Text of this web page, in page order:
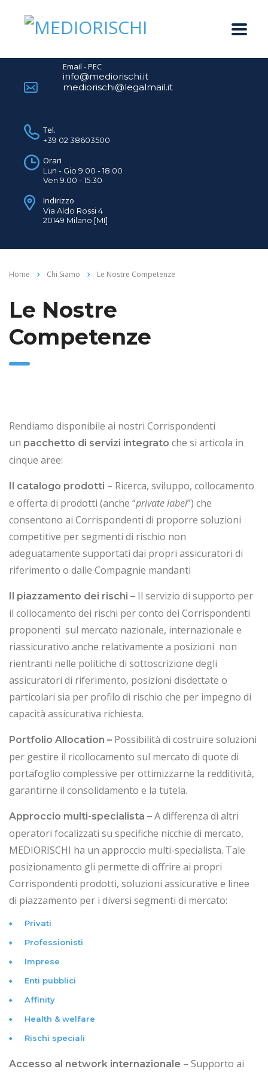
Email - PEC
info@mediorischi.it
mediorischi@legalmail.it
Tel.
+39 02 38603500
Orari
Lun - Gio 9.00 - 18.00
Ven 9.00 - 15.30
Indirizzo
Via Aldo Rossi 4
20149 Milano [MI]
Home Chi Siamo Le Nostre Competenze
Le Nostre
Competenze
Rendiamo disponibile ai nostri Corrispondenti
un pacchetto di servizi integrato che si articola in
cinque aree:
Il catalogo prodotti – Ricerca, sviluppo, collocamento
e offerta di prodotti (anche “private label”) che
consentono ai Corrispondenti di proporre soluzioni
competitive per segmenti di rischio non
adeguatamente supportati dai propri assicuratori di
riferimento o dalle Compagnie mandanti
Il piazzamento dei rischi – Il servizio di supporto per
il collocamento dei rischi per conto dei Corrispondenti
proponenti sul mercato nazionale, internazionale e
riassicurativo anche relativamente a posizioni non
rientranti nelle politiche di sottoscrizione degli
assicuratori di riferimento, posizioni disdettate o
particolari sia per profilo di rischio che per impegno di
capacità assicurativa richiesta.
Portfolio Allocation – Possibilità di costruire soluzioni
per gestire il ricollocamento sul mercato di quote di
portafoglio complessive per ottimizzarne la redditività,
garantirne il consolidamento e la tutela.
Approccio multi-specialista – A differenza di altri
operatori focalizzati su specifiche nicchie di mercato,
MEDIORISCHI ha un approccio multi-specialista. Tale
posizionamento gli permette di offrire ai propri
Corrispondenti prodotti, soluzioni assicurative e linee
di piazzamento per i diversi segmenti di mercato:
Privati
Professionisti
Imprese
Enti pubblici
Affinity
Health & welfare
Rischi speciali
Accesso al network internazionale – Supporto ai